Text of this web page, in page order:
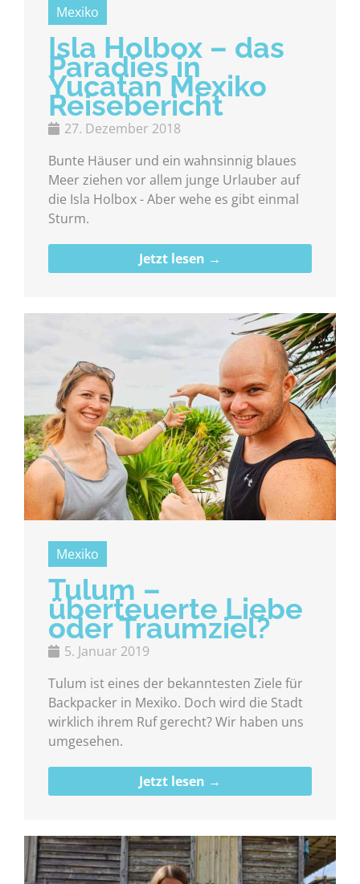
Mexiko
Isla Holbox – das
Paradies in
Yucatan Mexiko
Reisebericht
27. Dezember 2018
Bunte Häuser und ein wahnsinnig blaues
Meer ziehen vor allem junge Urlauber auf
die Isla Holbox - Aber wehe es gibt einmal
Sturm.
Jetzt lesen →
Mexiko
Tulum –
überteuerte Liebe
oder Traumziel?
5. Januar 2019
Tulum ist eines der bekanntesten Ziele für
Backpacker in Mexiko. Doch wird die Stadt
wirklich ihrem Ruf gerecht? Wir haben uns
umgesehen.
Jetzt lesen →